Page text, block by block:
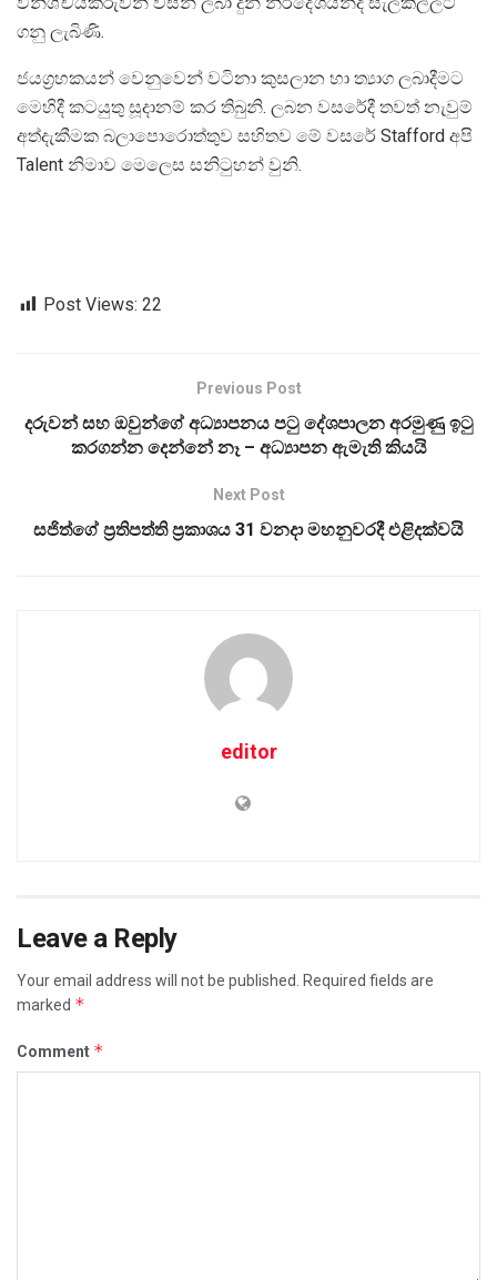
ගනු ලැබිණි.
ජයග්‍රහකයන් වෙනුවෙන් වටිනා කුසලාන හා ත්‍යාග ලබාදීමට
මෙහිදී කටයුතු සූදානම් කර තිබුනි. ලබන වසරේදී තවත් නැවුම්
අත්දැකීමක බලාපොරොත්තුව සහිතව මේ වසරේ Stafford අපි
Talent නිමාව මෙලෙස සනිටුහන් වුනි.
Post Views: 22
Previous Post
දරුවන් සහ ඔවුන්ගේ අධ්‍යාපනය පටු දේශපාලන අරමුණු ඉටු
කරගන්න දෙන්නේ නෑ – අධ්‍යාපන ඇමැති කියයි
Next Post
සජිත්ගේ ප්‍රතිපත්ති ප්‍රකාශය 31 වනදා මහනුවරදී එළිදක්වයි
editor
Leave a Reply
Your email address will not be published.
Required fields are
marked *
Comment *